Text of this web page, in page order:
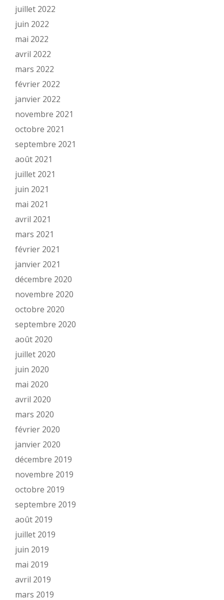
juillet 2022
juin 2022
mai 2022
avril 2022
mars 2022
février 2022
janvier 2022
novembre 2021
octobre 2021
septembre 2021
août 2021
juillet 2021
juin 2021
mai 2021
avril 2021
mars 2021
février 2021
janvier 2021
décembre 2020
novembre 2020
octobre 2020
septembre 2020
août 2020
juillet 2020
juin 2020
mai 2020
avril 2020
mars 2020
février 2020
janvier 2020
décembre 2019
novembre 2019
octobre 2019
septembre 2019
août 2019
juillet 2019
juin 2019
mai 2019
avril 2019
mars 2019